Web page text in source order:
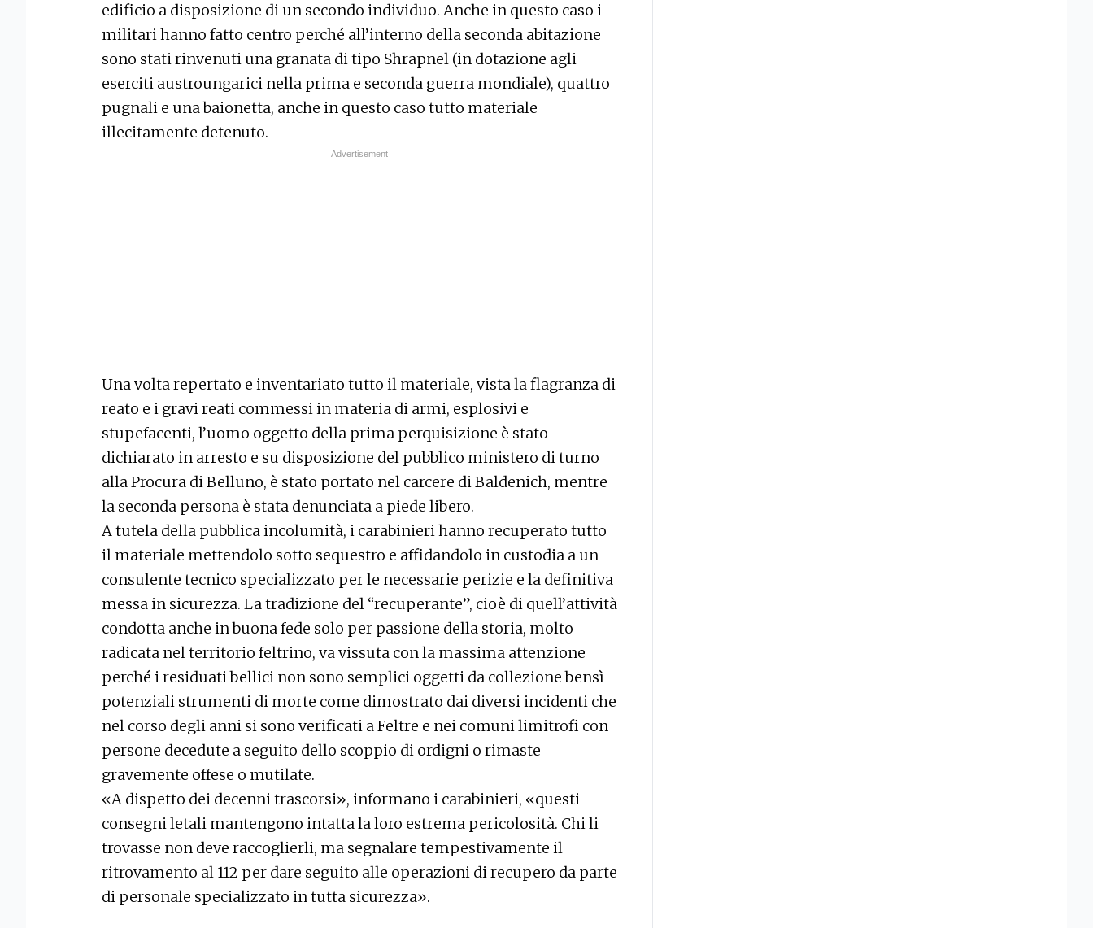
edificio a disposizione di un secondo individuo. Anche in questo caso i
militari hanno fatto centro perché all’interno della seconda abitazione
sono stati rinvenuti una granata di tipo Shrapnel (in dotazione agli
eserciti austroungarici nella prima e seconda guerra mondiale), quattro
pugnali e una baionetta, anche in questo caso tutto materiale
illecitamente detenuto.
Una volta repertato e inventariato tutto il materiale, vista la flagranza di
reato e i gravi reati commessi in materia di armi, esplosivi e
stupefacenti, l’uomo oggetto della prima perquisizione è stato
dichiarato in arresto e su disposizione del pubblico ministero di turno
alla Procura di Belluno, è stato portato nel carcere di Baldenich, mentre
la seconda persona è stata denunciata a piede libero.
A tutela della pubblica incolumità, i carabinieri hanno recuperato tutto
il materiale mettendolo sotto sequestro e affidandolo in custodia a un
consulente tecnico specializzato per le necessarie perizie e la definitiva
messa in sicurezza. La tradizione del “recuperante”, cioè di quell’attività
condotta anche in buona fede solo per passione della storia, molto
radicata nel territorio feltrino, va vissuta con la massima attenzione
perché i residuati bellici non sono semplici oggetti da collezione bensì
potenziali strumenti di morte come dimostrato dai diversi incidenti che
nel corso degli anni si sono verificati a Feltre e nei comuni limitrofi con
persone decedute a seguito dello scoppio di ordigni o rimaste
gravemente offese o mutilate.
«A dispetto dei decenni trascorsi», informano i carabinieri, «questi
consegni letali mantengono intatta la loro estrema pericolosità. Chi li
trovasse non deve raccoglierli, ma segnalare tempestivamente il
ritrovamento al 112 per dare seguito alle operazioni di recupero da parte
di personale specializzato in tutta sicurezza».